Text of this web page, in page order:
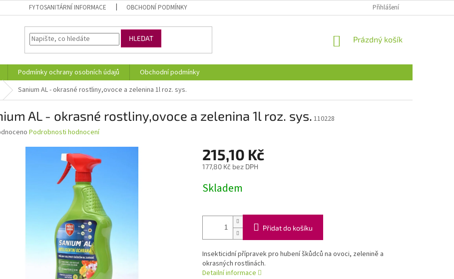
FYTOSANITÁRNÍ INFORMACE OBCHODNÍ PODMÍNKY Přihlášení
HLEDAT
NÁKUPNÍ
Prázdný košík
Podmínky ochrany osobních údajů
Obchodní podmínky
Sanium AL - okrasné rostliny,ovoce a zelenina 1l roz. sys.
AL - okrasné rostliny,ovoce a zelenina 1l roz. sys. 110228
Podrobnosti hodnocení
215,10 Kč
177,80 Kč bez DPH
cena:
Skladem
Přidat do košíku
Insekticidní přípravek pro hubení škůdců na ovoci, zelenině a
okrasných rostlinách.
Detailní informace